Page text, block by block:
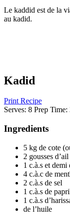
Le kaddid est de la
au kadid.
Kadid
Print Recipe
Serves: 8 Prep Time:
Ingredients
5 kg de cote
2 gousses d’ail
1 c.à.s et demi
4 c.à.c de
2 c.à.s de sel
1 c.à.s de
1 c.à.s
de l’huile